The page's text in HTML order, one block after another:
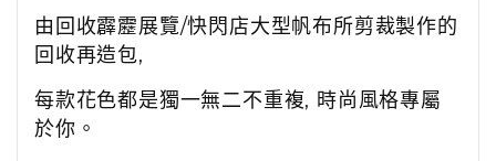
由回收霹靂展覽/快閃店大型帆布所剪裁製作的
回收再造包,
每款花色都是獨一無二不重複, 時尚風格專屬
於你。